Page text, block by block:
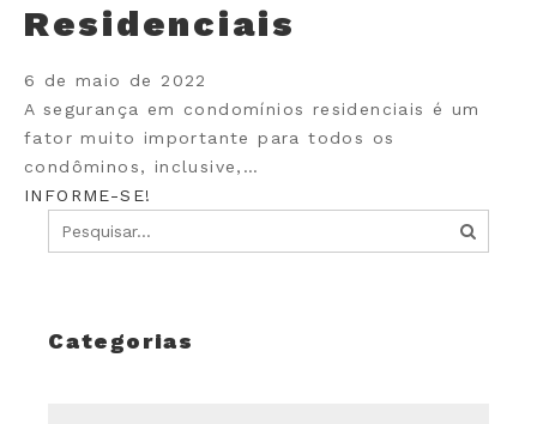
Residenciais
6 de maio de 2022
A segurança em condomínios residenciais é um
fator muito importante para todos os
condôminos, inclusive,…
INFORME-SE!
Categorias